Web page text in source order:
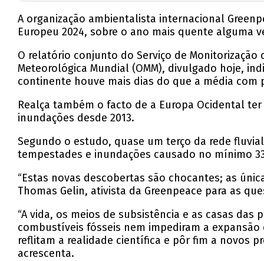
A organização ambientalista internacional
Europeu 2024, sobre o ano mais quente alguma
O relatório conjunto do Serviço de Monitorização
Meteorológica Mundial (OMM), divulgado hoje,
continente houve mais dias do que a média
Realça também o facto de a Europa Ocidental
inundações desde 2013.
Segundo o estudo, quase um terço da rede
tempestades e inundações causado no mínimo
“Estas novas descobertas são chocantes; as
Thomas Gelin, ativista da Greenpeace para as
“A vida, os meios de subsistência e as casas
combustíveis fósseis nem impediram a
reflitam a realidade científica e pôr fim a novos
acrescenta.